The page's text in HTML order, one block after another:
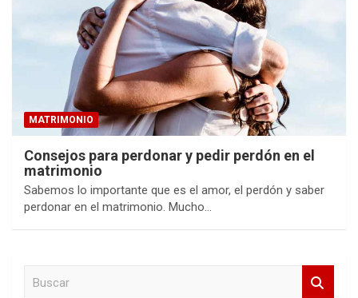
MATRIMONIO
Consejos para perdonar y pedir perdón en el
matrimonio
Sabemos lo importante que es el amor, el perdón y saber
perdonar en el matrimonio. Mucho…